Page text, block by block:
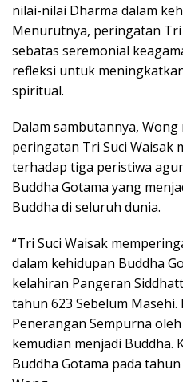
nilai-nilai Dharma dalam
Menurutnya, peringatan Tri
sebatas seremonial
refleksi untuk
spiritual.
Dalam sambutannya,
peringatan Tri Suci Waisak
terhadap tiga peristiwa
Buddha Gotama yang
Buddha di seluruh dunia.
“Tri Suci Waisak
dalam kehidupan Buddha
kelahiran Pangeran
tahun 623 Sebelum Masehi.
Penerangan Sempurna
kemudian menjadi Buddha.
Buddha Gotama pada